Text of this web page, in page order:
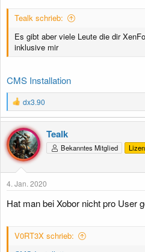
Tealk schrieb:
Es gibt aber viele Leute die dir
inklusive mir
CMS Installation
R
e
a
k
t
i
o
n
n
dx3.90
Tealk
Bekanntes Mitglied
4. Jan. 2020
Hat man bei Xobor nicht pro User
V0RT3X schrieb: